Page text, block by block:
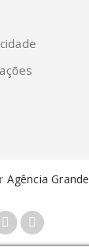
Agência Grande